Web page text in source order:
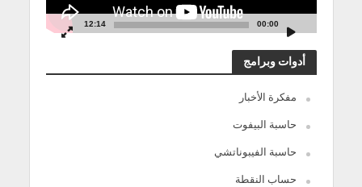
00:00
12:14
أدوات وبرامج
مفكرة الأخبار
حاسبة البيفوت
حاسبة الفيبوناتشي
حساب النقطة